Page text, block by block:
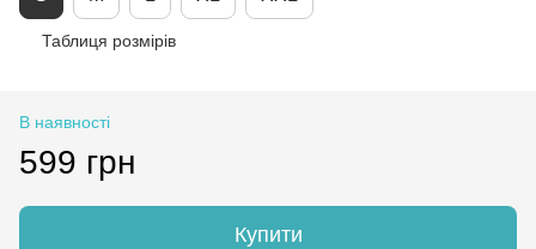
Таблиця розмірів
В наявності
599 грн
Купити